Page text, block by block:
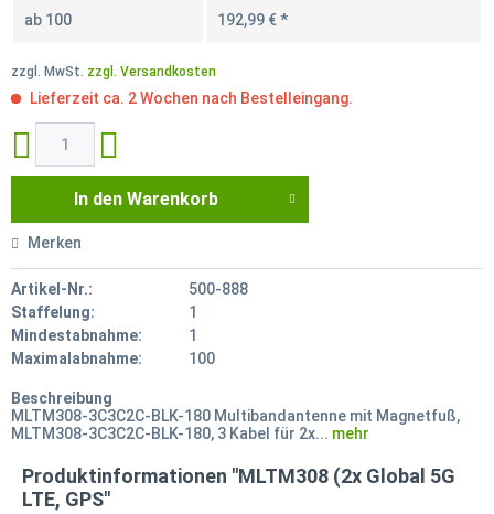
ab 100 192,99 € *
zzgl. MwSt. zzgl. Versandkosten
Lieferzeit ca. 2 Wochen nach Bestelleingang.
In den Warenkorb
Merken
Artikel-Nr.:
500-888
Staffelung:
1
Mindestabnahme:
1
Maximalabnahme:
100
Beschreibung
MLTM308-3C3C2C-BLK-180 Multibandantenne mit Magnetfuß,
MLTM308-3C3C2C-BLK-180, 3 Kabel für 2x... mehr
Produktinformationen "MLTM308 (2x Global 5G
LTE, GPS"